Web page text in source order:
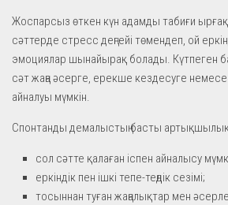
Жоспарсыз өткен күн адамды табиғи
сәттерде стресс деңгейі төмендеп, ой
эмоциялар шынайырақ болады. Күтпеген
сәт жаңа әсерге, ерекше кездесуге
айналуы мүмкін.
Спонтанды демалыстың басты
сол сәтте қалаған іспен айналысу
еркіндік пен ішкі тепе-теңдік сезімі;
тосыннан туған жаңалықтар мен